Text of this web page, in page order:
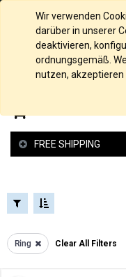
Wir verwenden
darüber in unserer
deaktivieren,
ordnungsgemäß.
nutzen, akzeptieren
FREE SHIPPING
COLLECTIONS
PRICE
€
-
FILTERS
CATEGORIES
Alle
Material
Material
Anchor
Necklaces
Anhänger
Gold
Ring Clear All Filters